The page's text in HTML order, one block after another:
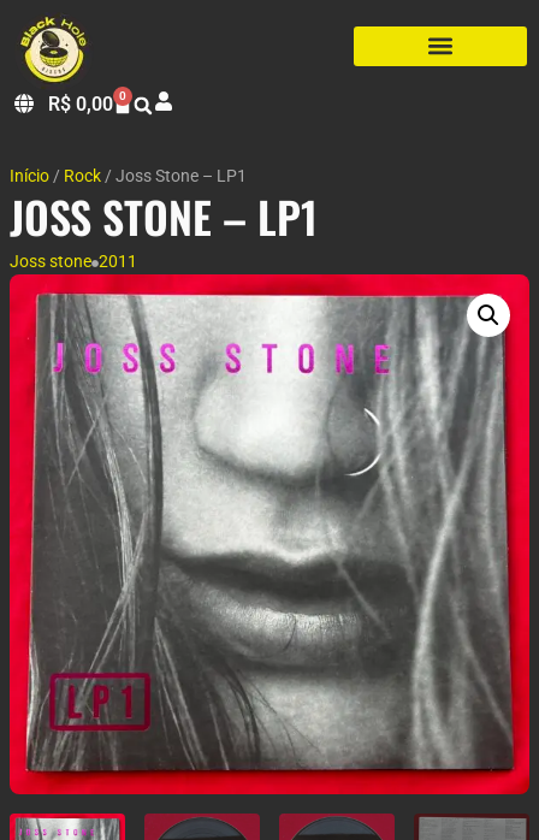
R$ 0,00 0
Início / Rock / Joss Stone – LP1
JOSS STONE – LP1
Joss stone 2011